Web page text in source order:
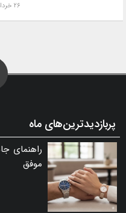
۲۶ خرداد ۱۴۰۵ - ۲۳:۲۹
پربازدیدترین‌های ماه
راهنمای
موفق